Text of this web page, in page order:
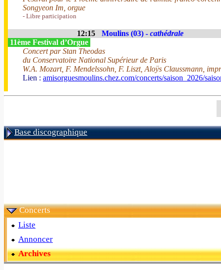
Songyeon Im, orgue
- Libre participation
12:15 Moulins (03) - cathédrale
11ème Festival d’Orgue
Concert par Stan Theodas
du Conservatoire National Supérieur de Paris
W.A. Mozart, F. Mendelssohn, F. Liszt, Aloÿs Claussmann,
Lien : amisorguesmoulins.chez.com/concerts/saison_2026/
Base discographique
Concerts
Liste
Annoncer
Archives